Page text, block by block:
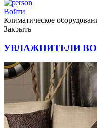
Войти
Климатическое
Закрыть
УВЛАЖНИТЕЛИ